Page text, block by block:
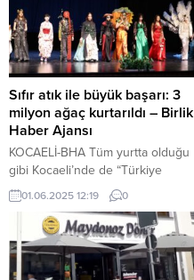
Sıfır atık ile büyük başarı: 3
milyon ağaç kurtarıldı – Birlik
Haber Ajansı
KOCAELİ-BHA Tüm yurtta olduğu
gibi Kocaeli’nde de “Türkiye
Çevre Haftası” coşkuyla kutlandı.
Kocaeli Valiliği, Kocaeli
Büyükşehir Belediyesi ile Çevre,
Şehircilik ve İklim Değişikliği İl
Müdürlüğü işbirliğinde
düzenlenen etkinlikler, Kocaeli
01.06.2025 12:19 0